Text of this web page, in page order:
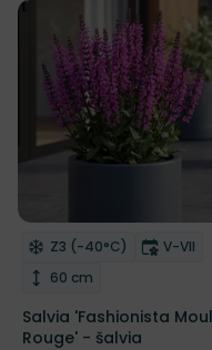
Odober do zoznamu
Mrazuvzdornosť
Z3 (-40°C) Doba
V-VII
Výška rastliny
60 cm
Salvia 'Fashionista
Rouge' - šalvia